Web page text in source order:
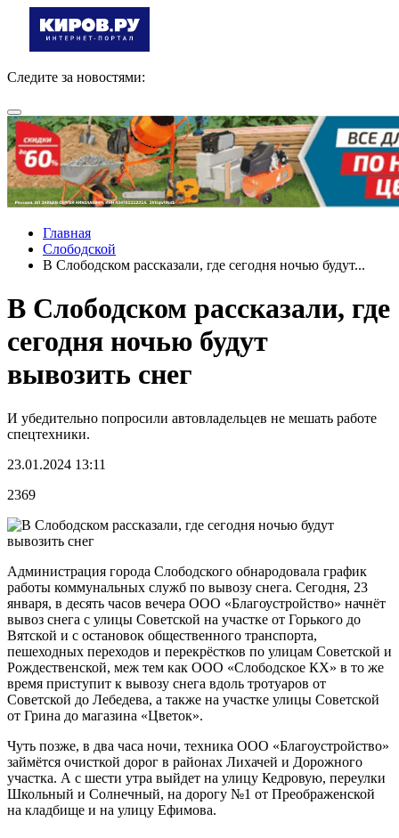
Следите за новостями:
Главная
Слободской
В Слободском рассказали, где сегодня ночью будут...
В Слободском рассказали, где
сегодня ночью будут
вывозить снег
И убедительно попросили автовладельцев не мешать работе
спецтехники.
23.01.2024 13:11
2369
Администрация города Слободского обнародовала график
работы коммунальных служб по вывозу снега. Сегодня, 23
января, в десять часов вечера ООО «Благоустройство» начнёт
вывоз снега с улицы Советской на участке от Горького до
Вятской и с остановок общественного транспорта,
пешеходных переходов и перекрёстков по улицам Советской и
Рождественской, меж тем как ООО «Слободское КХ» в то же
время приступит к вывозу снега вдоль тротуаров от
Советской до Лебедева, а также на участке улицы Советской
от Грина до магазина «Цветок».
Чуть позже, в два часа ночи, техника ООО «Благоустройство»
займётся очисткой дорог в районах Лихачей и Дорожного
участка. А с шести утра выйдет на улицу Кедровую, переулки
Школьный и Солнечный, на дорогу №1 от Преображенской
на кладбище и на улицу Ефимова.